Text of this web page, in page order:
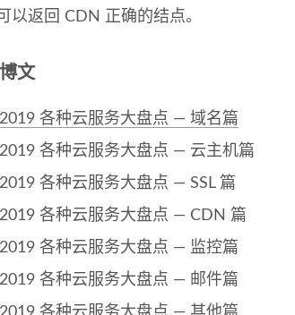
以返回 CDN 正确的结点。
文
2019 各种云服务大盘点 — 域名篇
2019 各种云服务大盘点 — 云主机篇
2019 各种云服务大盘点 — SSL 篇
2019 各种云服务大盘点 — CDN 篇
2019 各种云服务大盘点 — 监控篇
2019 各种云服务大盘点 — 邮件篇